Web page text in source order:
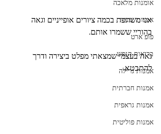
אומנות מלאכה
אמנות יפנית
פופ ארט
בריאות הנפש
אמנות גרילה
אמנות חברתית
אמנות גראפית
אמנות פוליטית
אני משתפת בכמה ציורים אופייניים וגאה
בהוריי ששמרו אותם.
גאה בעצמי שמצאתי מפלט ביצירה ודרך
להתבטא.